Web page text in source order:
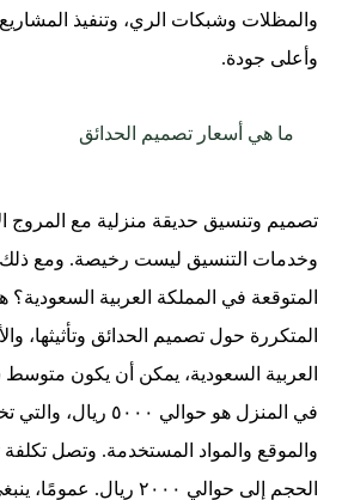
والمظلات وشبكات الري، وتنفيذ
وأعلى جودة.
ما هي أسعار تصميم الحدائق
تصميم وتنسيق حديقة منزلية مع المروج
وخدمات التنسيق ليست رخيصة. ومع ذلك،
المتوقعة في المملكة العربية السعودية؟
المتكررة حول تصميم الحدائق وتأثيثها،
العربية السعودية، يمكن أن يكون
في المنزل هو حوالي
والموقع والمواد المستخدمة. وتصل
الحجم إلى حوالي ٢٠٠٠